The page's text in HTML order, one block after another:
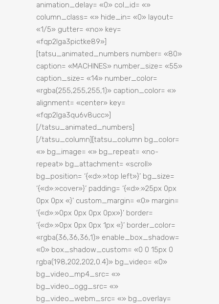
animation_delay= «0» col_id= «»
column_class= «» hide_in= «0» layout=
«1/5» gutter= «no» key=
«fqp2lga3pictke89»]
[tatsu_animated_numbers number= «80»
caption= «MACHINES» number_size= «55»
caption_size= «14» number_color=
«rgba(255,255,255,1)» caption_color= «»
alignment= «center» key=
«fqp2lga3qu6v8ucc»]
[/tatsu_animated_numbers]
[/tatsu_column][tatsu_column bg_color=
«» bg_image= «» bg_repeat= «no-
repeat» bg_attachment= «scroll»
bg_position= ‘{«d»:»top left»}’ bg_size=
‘{«d»:»cover»}’ padding= ‘{«d»:»25px 0px
0px 0px «}’ custom_margin= «0» margin=
‘{«d»:»0px 0px 0px 0px»}’ border=
‘{«d»:»0px 0px 0px 1px «}’ border_color=
«rgba(36,36,36,1)» enable_box_shadow=
«0» box_shadow_custom= «0 0 15px 0
rgba(198,202,202,0.4)» bg_video= «0»
bg_video_mp4_src= «»
bg_video_ogg_src= «»
bg_video_webm_src= «» bg_overlay=